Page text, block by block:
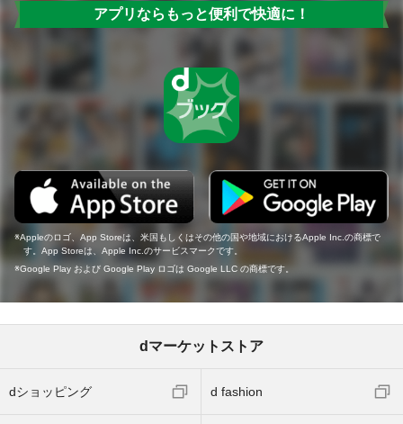
アプリならもっと便利で快適に！
Appleのロゴ、App Storeは、米国もしくはその他の国や地域におけるApple Inc.の商標で
す。App Storeは、Apple Inc.のサービスマークです。
Google Play および Google Play ロゴは Google LLC の商標です。
dマーケットストア
dショッピング d fashion